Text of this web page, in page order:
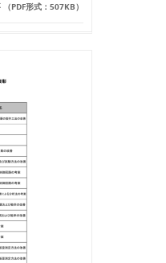
PDF形式：507KB）